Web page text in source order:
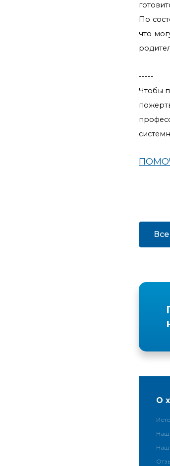
По
что
-----
Чтобы
О